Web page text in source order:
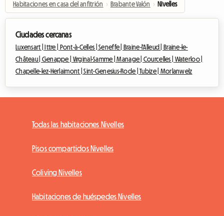
Habitaciones en casa del anfitrión › Brabante Valón › Nivelles
Ciudades cercanas
Luxensart | Ittre | Pont-à-Celles |Seneffe | Braine-l'Alleud |
Braine-le-
Château | Genappe | Virginal-Samme |Manage | Courcelles | Waterloo |
Chapelle-lez-Herlaimont |Sint-Genesius-Rode |Tubize | Morlanwelz
Todas las habitaciones Nivelles
Pisos compartidos Nivelles
Coliving Nivelles
Habitaciones de huéspedes Nivelles